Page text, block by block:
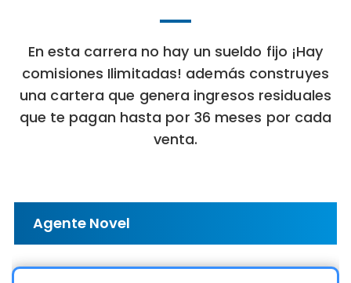
En esta carrera no hay un sueldo fijo ¡Hay
comisiones Ilimitadas! además construyes
una cartera que genera ingresos residuales
que te pagan hasta por 36 meses por cada
venta.
Agente Novel